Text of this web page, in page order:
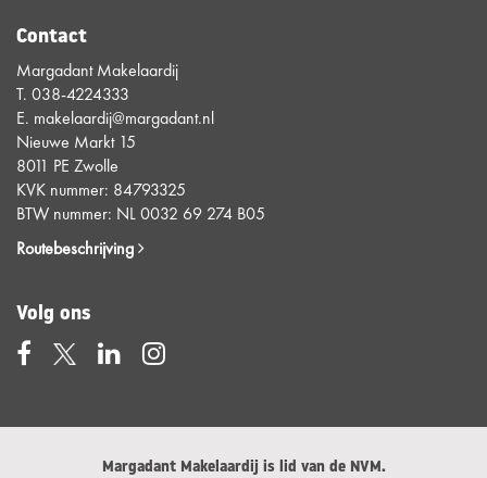
Contact
Margadant Makelaardij
T. 038-4224333
E. makelaardij@margadant.nl
Nieuwe Markt 15
8011 PE Zwolle
KVK nummer: 84793325
BTW nummer: NL 0032 69 274 B05
Routebeschrijving
Volg ons
Margadant Makelaardij is lid van de NVM.